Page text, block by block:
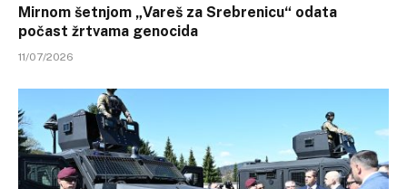
Mirnom šetnjom „Vareš za Srebrenicu“ odata
počast žrtvama genocida
11/07/2026